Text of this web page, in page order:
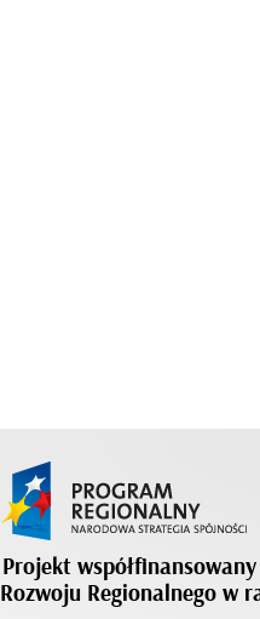
Projekt
Rozwoju Regionalnego w